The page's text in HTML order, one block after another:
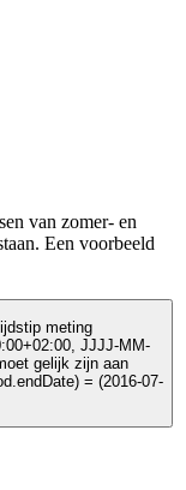
van zomer- en
Een voorbeeld
meting
JJJJ-MM-
gelijk zijn aan
= (2016-07-